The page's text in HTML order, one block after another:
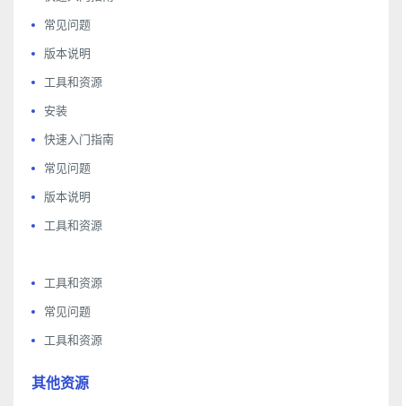
常见问题
版本说明
工具和资源
安装
快速入门指南
常见问题
版本说明
工具和资源
工具和资源
常见问题
工具和资源
其他资源